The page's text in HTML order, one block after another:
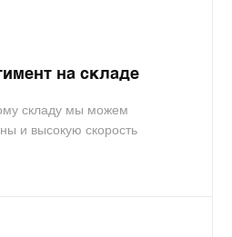
на складе
складу мы можем
и высокую скорость